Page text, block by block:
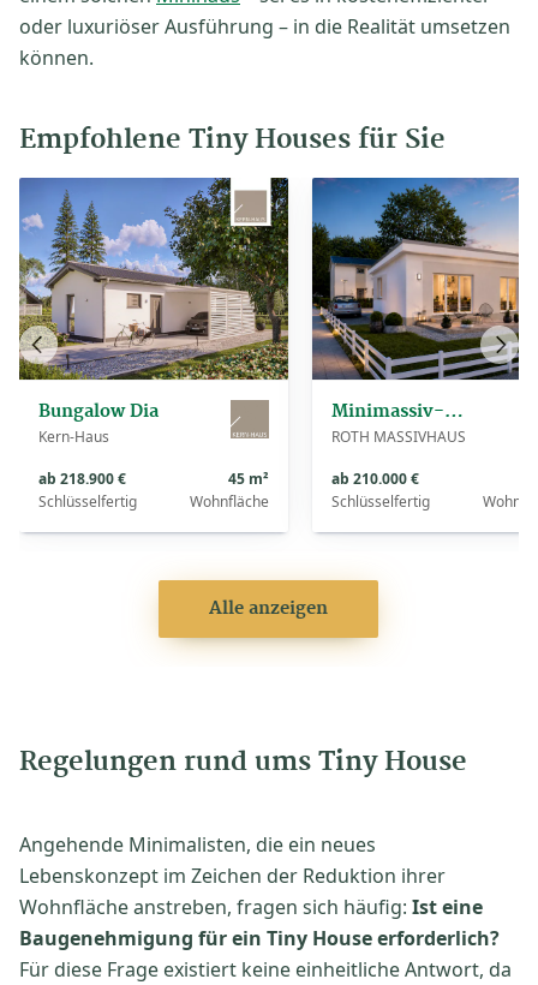
oder luxuriöser Ausführung – in die Realität umsetzen
können.
Empfohlene Tiny Houses für Sie
Bungalow Dia
Kern-Haus
ab 218.900 €
Schlüsselfertig
45 m²
Wohnfläche
Minimassiv-Haus Hiddensee
ROTH MASSIVHAUS
ab 210.000 €
Schlüsselfertig
Vorheriges
Alle anzeigen
Regelungen rund ums Tiny House
Angehende Minimalisten, die ein neues
Lebenskonzept im Zeichen der Reduktion ihrer
Wohnfläche anstreben, fragen sich häufig: Ist eine
Baugenehmigung für ein Tiny House erforderlich?
Für diese Frage existiert keine einheitliche Antwort, da